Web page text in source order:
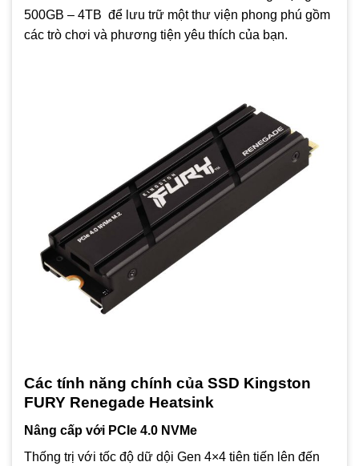
500GB – 4TB để lưu trữ một thư viện phong phú gồm
các trò chơi và phương tiện yêu thích của bạn.
Các tính năng chính của SSD Kingston
FURY Renegade Heatsink
Nâng cấp với PCIe 4.0 NVMe
Thống trị với tốc độ dữ dội Gen 4×4 tiên tiến lên đến